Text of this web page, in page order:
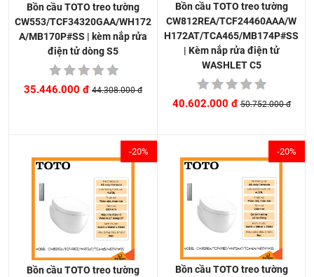
Bồn cầu TOTO treo tường
CW553/TCF34320GAA/WH172
A/MB170P#SS | kèm nắp rửa
điện tử dòng S5
35.446.000 đ 44.308.000 đ
Bồn cầu TOTO treo tường
CW812REA/TCF24460AAA/W
H172AT/TCA465/MB174P#SS
| Kèm nắp rửa điện tử
WASHLET C5
40.602.000 đ 50.752.000 đ
-20%
Bồn cầu TOTO treo tường
-20%
Bồn cầu TOTO treo tường